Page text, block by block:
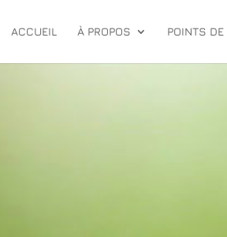
ACCUEIL À PROPOS POINTS DE